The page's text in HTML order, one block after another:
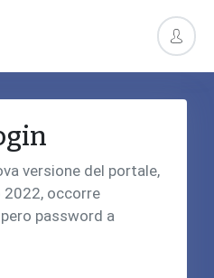
versione del portale,
2022, occorre
password a